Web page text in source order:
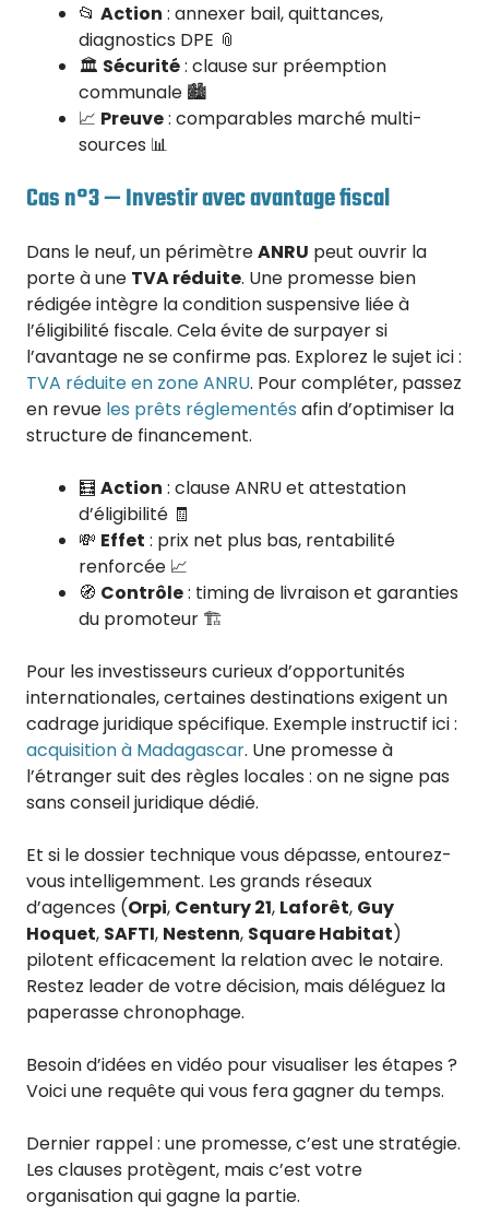
📂 Action : annexer bail, quittances,
diagnostics DPE 📎
🏛️ Sécurité: clause sur préemption
communale 🏙️
📈 Preuve: comparables marché multi-
sources 📊
Cas n°3 — Investir avec avantage fiscal
Dans le neuf, un périmètreANRU peut ouvrir la
porte à une TVA réduite. Une promesse bien
rédigée intègre la condition suspensive liée à
l’éligibilité fiscale. Cela évite de surpayer si
l’avantage ne se confirme pas. Explorez le sujet ici :
TVA réduite en zone ANRU. Pour compléter, passez
en revue les prêts réglementés afin d’optimiser la
structure de financement.
🧮 Action : clause ANRU et attestation
d’éligibilité 🧾
💸 Effet : prix net plus bas, rentabilité
renforcée 📈
🧭 Contrôle: timing de livraison et garanties
du promoteur 🏗️
Pour les investisseurs curieux d’opportunités
internationales, certaines destinations exigent un
cadrage juridique spécifique. Exemple instructif ici :
acquisition à Madagascar. Une promesse à
l’étranger suit des règles locales : on ne signe pas
sans conseil juridique dédié.
Et si le dossier technique vous dépasse, entourez-
vous intelligemment. Les grands réseaux
d’agences (Orpi, Century 21, Laforêt, Guy
Hoquet, SAFTI, Nestenn, Square Habitat)
pilotent efficacement la relation avec le notaire.
Restez leader de votre décision, mais déléguez la
paperasse chronophage.
Besoin d’idées en vidéo pour visualiser les étapes ?
Voici une requête qui vous fera gagner du temps.
Dernier rappel : une promesse, c’est une stratégie.
Les clauses protègent, mais c’est votre
organisation qui gagne la partie.